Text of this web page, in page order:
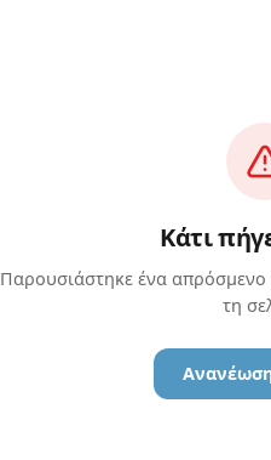
Κάτι
Παρουσιάστηκε ένα
τη